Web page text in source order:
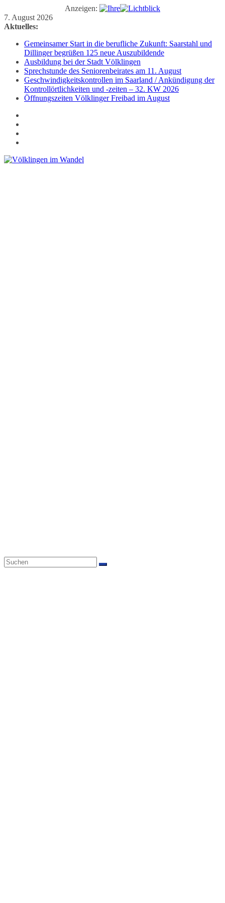
Anzeigen:
Zum
Inhalt
7. August 2026
Aktuelles:
Gemeinsamer Start in die berufliche Zukunft: Saarstahl und
Dillinger begrüßen 125 neue Auszubildende
Ausbildung bei der Stadt Völklingen
Sprechstunde des Seniorenbeirates am 11. August
Geschwindigkeitskontrollen im Saarland / Ankündigung der
Kontrollörtlichkeiten und -zeiten – 32. KW 2026
Öffnungszeiten Völklinger Freibad im August